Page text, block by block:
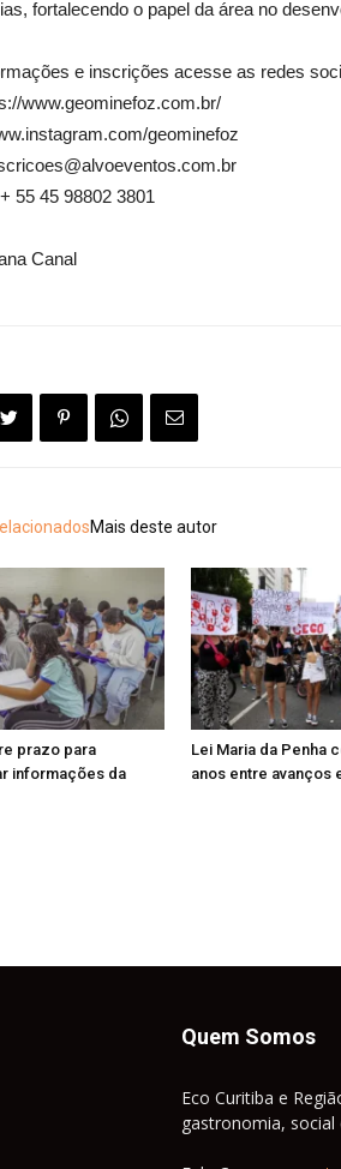
fortalecendo o papel da área no
e inscrições acesse as redes
www.geominefoz.com.br/
geominefoz
55 45 98802 3801
Canal
Mais deste autor
prazo para
informações da
Lei Maria da Penha
anos entre avanços
Quem Somos
Eco Curitiba e
gastronomia, social